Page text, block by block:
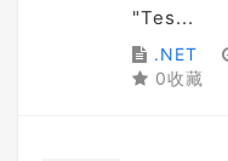
"Tes...
.NET
0收藏